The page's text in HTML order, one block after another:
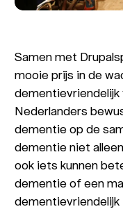
Samen met
mooie prijs in de
dementievriendelijk
Nederlanders
dementie op de
dementie niet
ook iets kunnen
dementie of een